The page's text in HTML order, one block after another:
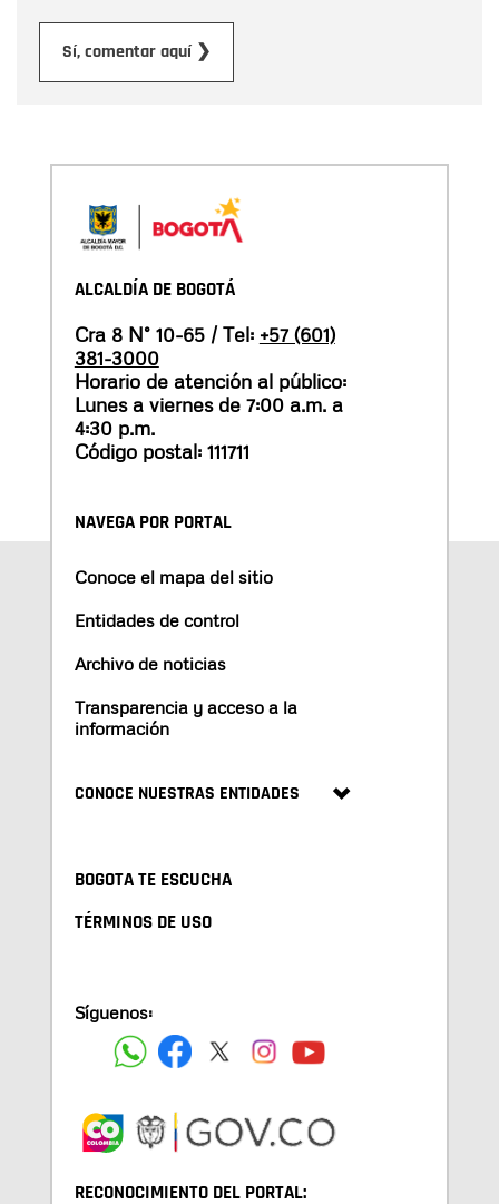
Sí, comentar aquí ❯
ALCALDÍA DE BOGOTÁ
Cra 8 N° 10-65 / Tel: +57 (601)
381-3000
Horario de atención al público:
Lunes a viernes de 7:00 a.m. a
4:30 p.m.
Código postal: 111711
NAVEGA POR PORTAL
Conoce el mapa del sitio
Entidades de control
Archivo de noticias
Transparencia y acceso a la
información
CONOCE NUESTRAS ENTIDADES
BOGOTA TE ESCUCHA
TÉRMINOS DE USO
Síguenos:
RECONOCIMIENTO DEL PORTAL: